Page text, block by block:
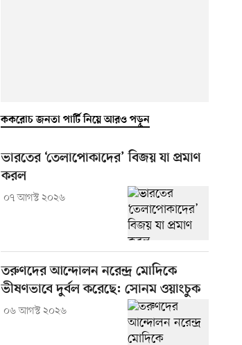
ককরোচ জনতা পার্টি নিয়ে আরও পড়ুন
ভারতের ‘তেলাপোকাদের’ বিজয় যা প্রমাণ
করল
০৭ আগস্ট ২০২৬
তরুণদের আন্দোলন নরেন্দ্র মোদিকে
ভীষণভাবে দুর্বল করেছে: সোনম ওয়াংচুক
০৬ আগস্ট ২০২৬